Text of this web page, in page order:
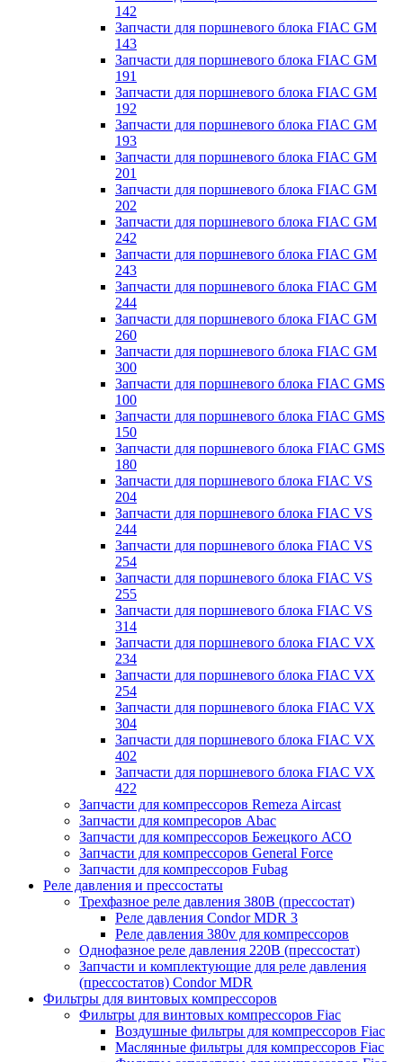
142
Запчасти для поршневого блока FIAC GM
143
Запчасти для поршневого блока FIAC GM
191
Запчасти для поршневого блока FIAC GM
192
Запчасти для поршневого блока FIAC GM
193
Запчасти для поршневого блока FIAC GM
201
Запчасти для поршневого блока FIAC GM
202
Запчасти для поршневого блока FIAC GM
242
Запчасти для поршневого блока FIAC GM
243
Запчасти для поршневого блока FIAC GM
244
Запчасти для поршневого блока FIAC GM
260
Запчасти для поршневого блока FIAC GM
300
Запчасти для поршневого блока FIAC GMS
100
Запчасти для поршневого блока FIAC GMS
150
Запчасти для поршневого блока FIAC GMS
180
Запчасти для поршневого блока FIAC VS
204
Запчасти для поршневого блока FIAC VS
244
Запчасти для поршневого блока FIAC VS
254
Запчасти для поршневого блока FIAC VS
255
Запчасти для поршневого блока FIAC VS
314
Запчасти для поршневого блока FIAC VX
234
Запчасти для поршневого блока FIAC VX
254
Запчасти для поршневого блока FIAC VX
304
Запчасти для поршневого блока FIAC VX
402
Запчасти для поршневого блока FIAC VX
422
Запчасти для компрессоров Remeza Aircast
Запчасти для компресоров Abac
Запчасти для компрессоров Бежецкого АСО
Запчасти для компрессоров General Force
Запчасти для компрессоров Fubag
Реле давления и прессостаты
Трехфазное реле давления 380В (прессостат)
Реле давления Condor MDR 3
Реле давления 380v для компрессоров
Однофазное реле давления 220В (прессостат)
Запчасти и комплектующие для реле давления
(прессостатов) Condor MDR
Фильтры для винтовых компрессоров
Фильтры для винтовых компрессоров Fiac
Воздушные фильтры для компрессоров Fiac
Маслянные фильтры для компрессоров Fiac